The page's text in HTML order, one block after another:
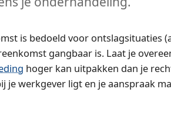
is bedoeld voor ontslagsituaties
gangbaar is. Laat je
hoger kan uitpakken dan je
je werkgever ligt en je aanspraak